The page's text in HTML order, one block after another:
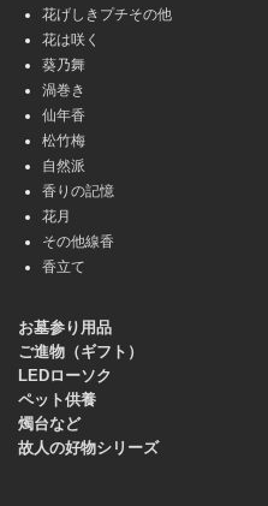
花げしきプチその他
花は咲く
葵乃舞
渦巻き
仙年香
松竹梅
自然派
香りの記憶
花月
その他線香
香立て
お墓参り用品
ご進物（ギフト）
LEDローソク
ペット供養
燭台など
故人の好物シリーズ